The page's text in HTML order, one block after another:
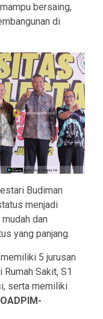
bersaing,
di
Budiman
menjadi
dan
yang panjang.
5 jurusan
Sakit, S1
serta memiliki